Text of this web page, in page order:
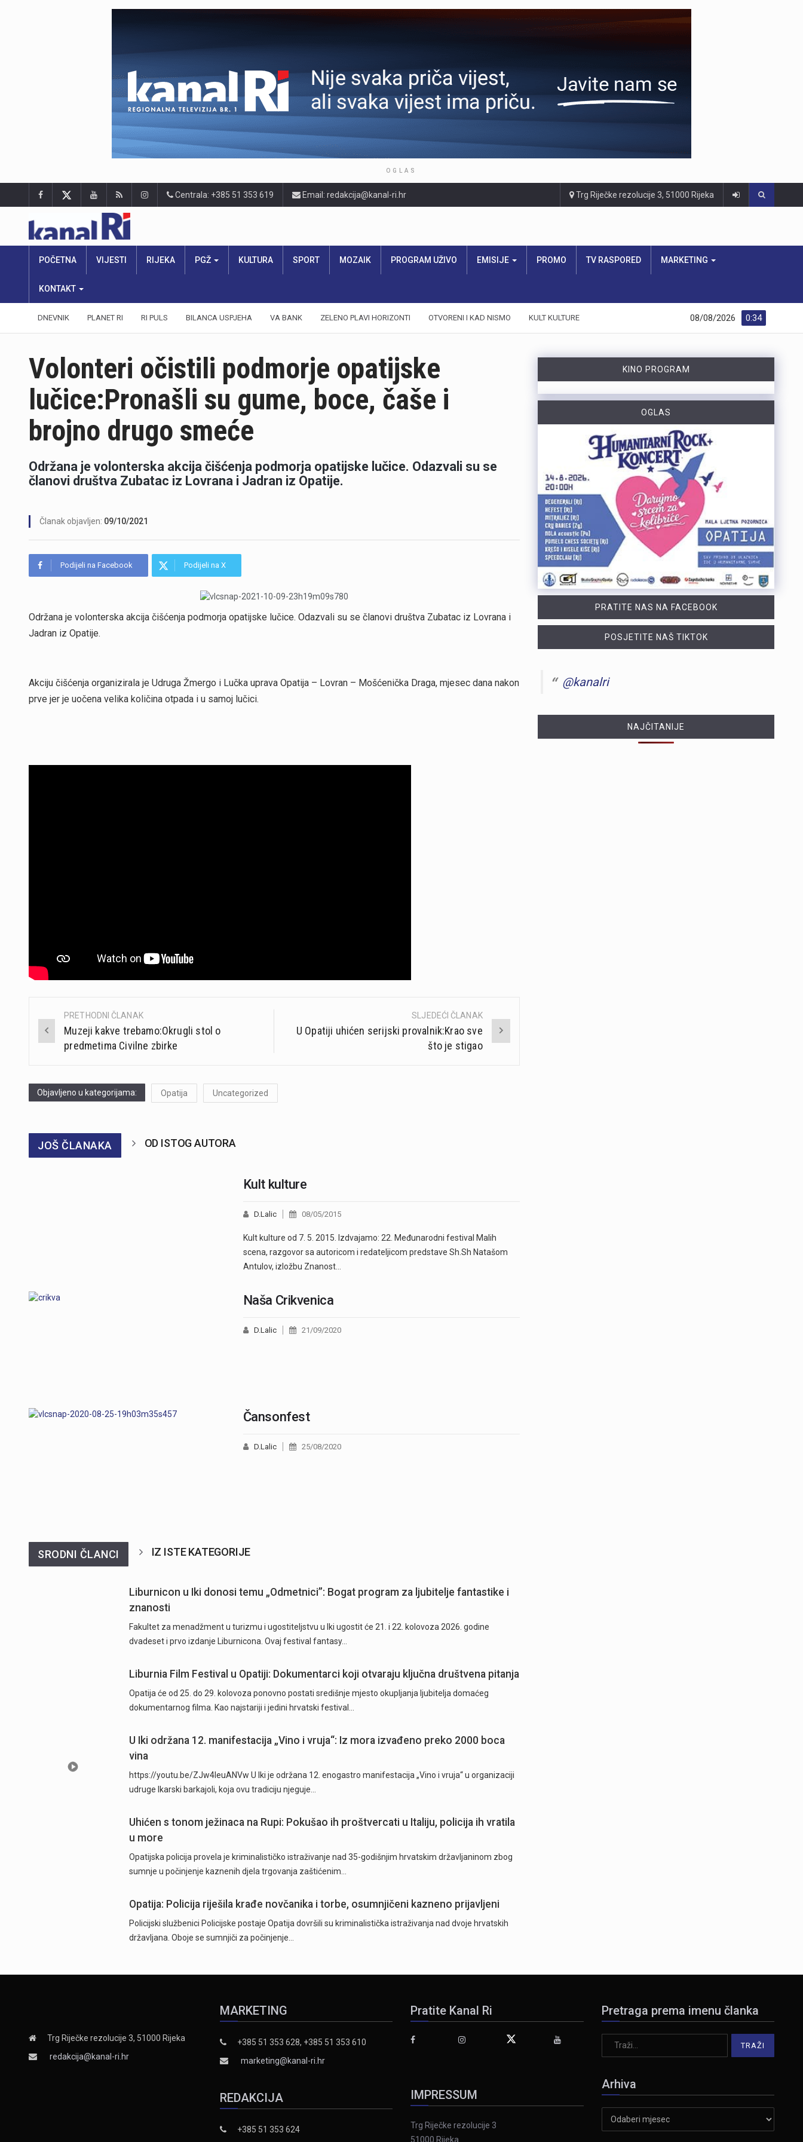
OGLAS
Centrala: +385 51 353 619 Email: redakcija@kanal-ri.hr Trg Riječke rezolucije 3, 51000 Rijeka
POČETNA VIJESTI RIJEKA PGŽ KULTURA SPORT MOZAIK PROGRAM UŽIVO EMISIJE PROMO TV RASPORED MARKETING
KONTAKT
DNEVNIK PLANET RI RI PULS BILANCA USPJEHA VA BANK ZELENO PLAVI HORIZONTI OTVORENI I KAD NISMO KULT KULTURE 0:34
08/08/2026
Volonteri očistili podmorje opatijske
lučice:Pronašli su gume, boce, čaše i
brojno drugo smeće
Održana je volonterska akcija čišćenja podmorja opatijske lučice. Odazvali su se
članovi društva Zubatac iz Lovrana i Jadran iz Opatije.
Članak objavljen: 09/10/2021
Podijeli na Facebook Podijeli na X
Održana je volonterska akcija čišćenja podmorja opatijske lučice. Odazvali su se članovi društva Zubatac iz Lovrana i
Jadran iz Opatije.
Akciju čišćenja organizirala je Udruga Žmergo i Lučka uprava Opatija – Lovran – Mošćenička Draga, mjesec dana nakon
prve jer je uočena velika količina otpada i u samoj lučici.
Post
navigation
PRETHODNI ČLANAK
Muzeji kakve trebamo:Okrugli stol o
predmetima Civilne zbirke
SLJEDEĆI ČLANAK
U Opatiji uhićen serijski provalnik:Krao sve
što je stigao
Objavljeno u kategorijama: Opatija Uncategorized
JOŠ ČLANAKA OD ISTOG AUTORA
Kult kulture
D.Lalic 08/05/2015
Kult kulture od 7. 5. 2015. Izdvajamo: 22. Međunarodni festival Malih
scena, razgovor sa autoricom i redateljicom predstave Sh.Sh Natašom
Antulov, izložbu Znanost…
Naša Crikvenica
D.Lalic 21/09/2020
Čansonfest
D.Lalic 25/08/2020
SRODNI ČLANCI IZ ISTE KATEGORIJE
Liburnicon u Iki donosi temu „Odmetnici”: Bogat program za ljubitelje fantastike i
znanosti
Fakultet za menadžment u turizmu i ugostiteljstvu u Iki ugostit će 21. i 22. kolovoza 2026. godine
dvadeset i prvo izdanje Liburnicona. Ovaj festival fantasy…
Liburnia Film Festival u Opatiji: Dokumentarci koji otvaraju ključna društvena pitanja
Opatija će od 25. do 29. kolovoza ponovno postati središnje mjesto okupljanja ljubitelja domaćeg
dokumentarnog filma. Kao najstariji i jedini hrvatski festival…
U Iki održana 12. manifestacija „Vino i vruja“: Iz mora izvađeno preko 2000 boca
vina
https://youtu.be/ZJw4IeuANVw U Iki je održana 12. enogastro manifestacija „Vino i vruja“ u organizaciji
udruge Ikarski barkajoli, koja ovu tradiciju njeguje…
Uhićen s tonom ježinaca na Rupi: Pokušao ih proštvercati u Italiju, policija ih vratila
u more
Opatijska policija provela je kriminalističko istraživanje nad 35-godišnjim hrvatskim državljaninom zbog
sumnje u počinjenje kaznenih djela trgovanja zaštićenim…
Opatija: Policija riješila krađe novčanika i torbe, osumnjičeni kazneno prijavljeni
Policijski službenici Policijske postaje Opatija dovršili su kriminalistička istraživanja nad dvoje hrvatskih
državljana. Oboje se sumnjiči za počinjenje…
KINO PROGRAM
OGLAS
PRATITE NAS NA FACEBOOK
POSJETITE NAŠ TIKTOK
@kanalri
NAJČITANIJE
Trg Riječke rezolucije 3, 51000 Rijeka
redakcija@kanal-ri.hr
MARKETING
+385 51 353 628, +385 51 353 610
marketing@kanal-ri.hr
REDAKCIJA
+385 51 353 624
Pratite Kanal Ri
IMPRESSUM
Trg Riječke rezolucije 3
51000 Rijeka
Pretraga prema imenu članka
Arhiva